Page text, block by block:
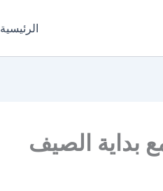
الرئيسية
بداية الصيف